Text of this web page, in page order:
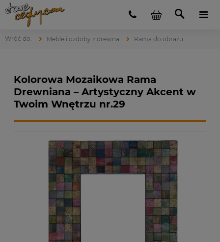
Meble i ozdoby z drewna Rama do obrazu
Kolorowa Mozaikowa Rama
Drewniana – Artystyczny Akcent w
Twoim Wnętrzu nr.29